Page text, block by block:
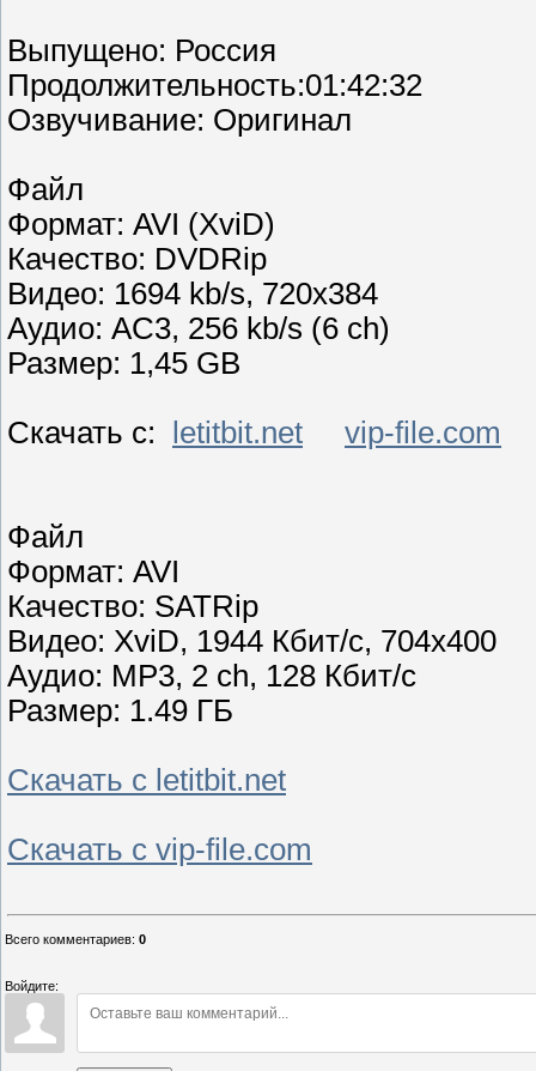
Выпущено: Россия
Продолжительность:01:42:32
Озвучивание: Оригинал
Файл
Формат: AVI (XviD)
Качество: DVDRip
Видео: 1694 kb/s, 720x384
Аудио: AC3, 256 kb/s (6 ch)
Размер: 1,45 GB
Скачать с: letitbit.net vip-file.com
Файл
Формат: AVI
Качество: SATRip
Видео: XviD, 1944 Кбит/с, 704x400
Аудио: MP3, 2 ch, 128 Кбит/с
Размер: 1.49 ГБ
Скачать с letitbit.net
Скачать с vip-file.com
Всего комментариев: 0
Войдите: